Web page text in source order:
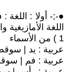
●-;- أولا : اللغة :
اللغة
1 ) من الأسماء
عربية : يد |
عربية : فم |